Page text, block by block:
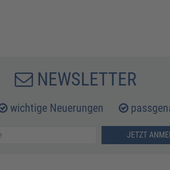
NEWSLETTER
wichtige Neuerungen
JETZT